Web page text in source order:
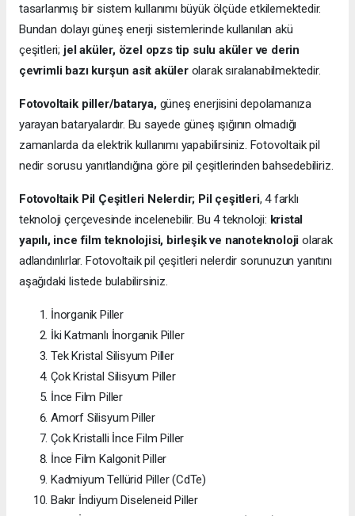
tasarlanmış bir sistem kullanımı büyük ölçüde etkilemektedir.
Bundan dolayı güneş enerji sistemlerinde kullanılan akü
çeşitleri; jel aküler, özel opzs tip sulu aküler ve derin
çevrimli bazı kurşun asit akülerolarak sıralanabilmektedir.
Fotovoltaik piller/batarya,güneş enerjisini depolamanıza
yarayan bataryalardır. Bu sayede güneş ışığının olmadığı
zamanlarda da elektrik kullanımı yapabilirsiniz. Fotovoltaik pil
nedir sorusu yanıtlandığına göre pil çeşitlerinden bahsedebiliriz.
Fotovoltaik Pil Çeşitleri Nelerdir; Pil çeşitleri, 4 farklı
teknoloji çerçevesinde incelenebilir. Bu 4 teknoloji: kristal
yapılı, ince film teknolojisi, birleşik ve nanoteknoloji olarak
adlandırılırlar. Fotovoltaik pil çeşitleri nelerdir sorunuzun yanıtını
aşağıdaki listede bulabilirsiniz.
İnorganik Piller
İki Katmanlı İnorganik Piller
Tek Kristal Silisyum Piller
Çok Kristal Silisyum Piller
İnce Film Piller
Amorf Silisyum Piller
Çok Kristalli İnce Film Piller
İnce Film Kalgonit Piller
Kadmiyum Tellürid Piller (CdTe)
Bakır İndiyum Diseleneid Piller